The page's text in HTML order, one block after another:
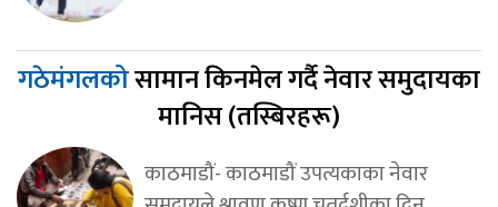
गठेमंगलकोसामान किनमेल गर्दै नेवार समुदायका
मानिस (तस्बिरहरू)
काठमाडौं- काठमाडौं उपत्यकाका नेवार